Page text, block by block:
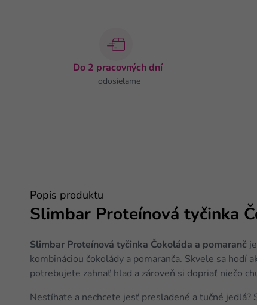
Do 2 pracovných dní
odosielame
Popis produktu
Slimbar Proteínová tyčinka
Slimbar Proteínová tyčinka Čokoláda a pomaranč
kombináciou čokolády a pomaranča. Skvele sa hodí
potrebujete zahnať hlad a zároveň si dopriať niečo
Nestíhate a nechcete jesť presladené a tučné